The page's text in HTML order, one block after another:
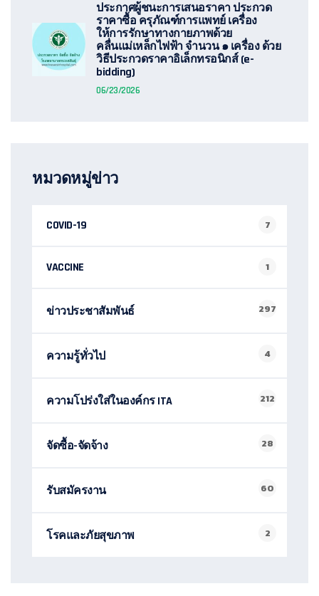
ประกาศผู้ชนะการเสนอราคา ประกวด
ราคาซื้อ ครุภัณฑ์การแพทย์ เครื่อง
ให้การรักษาทางกายภาพด้วย
คลื่นแม่เหล็กไฟฟ้า จำนวน ๑ เครื่อง ด้วย
วิธีประกวดราคาอิเล็กทรอนิกส์ (e-
bidding)
06/23/2026
หมวดหมู่ข่าว
COVID-19 7
VACCINE 1
ข่าวประชาสัมพันธ์ 297
ความรู้ทั่วไป 4
ความโปร่งใส่ในองค์กร ITA 212
จัดซื้อ-จัดจ้าง 28
รับสมัครงาน 60
โรคและภัยสุขภาพ 2